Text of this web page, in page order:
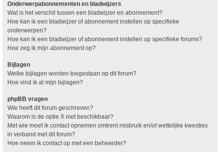
Onderwerpabonnementen en bladwijzers
Wat is het verschil tussen een bladwijzer en abonnement?
Hoe kan ik een bladwijzer of abonnement instellen op specifieke
onderwerpen?
Hoe kan ik een bladwijzer of abonnement instellen op specifieke forums?
Hoe zeg ik mijn abonnement op?
Bijlagen
Welke bijlagen worden toegestaan op dit forum?
Hoe vind ik al mijn bijlagen?
phpBB vragen
Wie heeft dit forum geschreven?
Waarom is de optie X niet beschikbaar?
Met wie moet ik contact opnemen omtrent misbruik en/of wettelijke kwesties
in verband met dit forum?
Hoe neem ik contact op met een beheerder?